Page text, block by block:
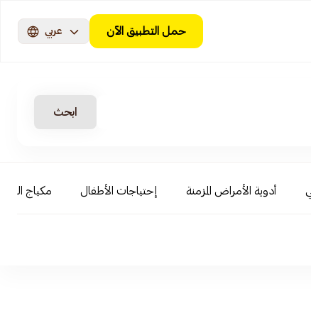
حمل التطبيق الآن عربي
ابحث
أدوية الأمراض المزمنة إحتياجات الأطفال مكياج الوجه